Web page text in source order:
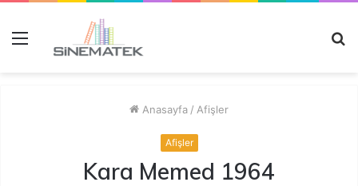
Anasayfa / Afişler
Afişler
Kara Memed 1964